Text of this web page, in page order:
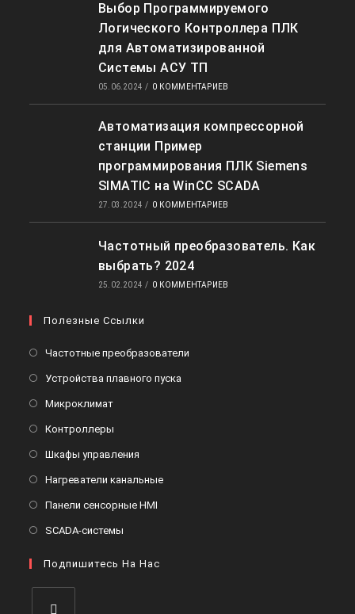
Выбор Программируемого
Логического Контроллера ПЛК
для Автоматизированной
Системы АСУ ТП
05.06.2024 / 0 КОММЕНТАРИЕВ
Автоматизация компрессорной
станции Пример
программирования ПЛК Siemens
SIMATIC на WinCC SCADA
27.03.2024 / 0 КОММЕНТАРИЕВ
Частотный преобразователь. Как
выбрать? 2024
25.02.2024 / 0 КОММЕНТАРИЕВ
Полезные Ссылки
Частотные преобразователи
Устройства плавного пуска
МикроклиматОткроется
вкладке
Контроллеры
вкладке
Шкафы управления
вкладке
Нагреватели канальныеОткроется
Панели сенсорные HMI
вкладке
SCADA-системы
новой
Подпишитесь На Нас